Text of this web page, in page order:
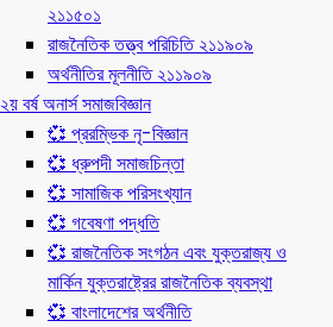
২১১৫০১
রাজনৈতিক তত্ত্ব পরিচিতি ২১১৯০৯
অর্থনীতির মূলনীতি ২১১৯০৯
২য় বর্ষ অনার্স সমাজবিজ্ঞান
💞 প্ররম্ভিক নৃ-বিজ্ঞান
💞 ধ্রুপদী সমাজচিন্তা
💞 সামাজিক পরিসংখ্যান
💞 গবেষণা পদ্ধতি
💞 রাজনৈতিক সংগঠন এবং যুক্তরাজ্য ও
মার্কিন যুক্তরাষ্ট্রের রাজনৈতিক ব্যবস্থা
💞 বাংলাদেশের অর্থনীতি